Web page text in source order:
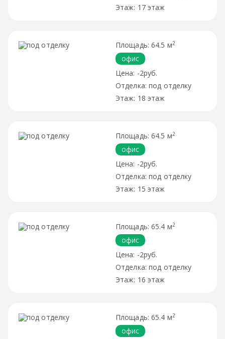
17 этаж
64.5 м2
офис
-2руб.
под отделку
18 этаж
64.5 м2
офис
-2руб.
под отделку
15 этаж
65.4 м2
офис
-2руб.
под отделку
16 этаж
65.4 м2
офис